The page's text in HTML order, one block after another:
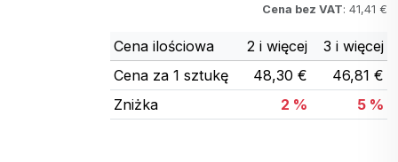
Cena bez VAT: 41,41 €
Cena ilościowa 2 i więcej
3 i więcej
Cena za 1 sztukę
48,30 €
46,81 €
Zniżka
2 % 5 %